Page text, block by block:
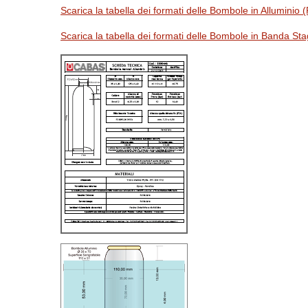
Scarica la tabella dei formati delle Bombole in Alluminio
Scarica la tabella dei formati delle Bombole in Banda